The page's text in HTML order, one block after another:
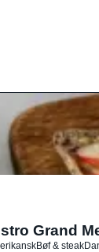
Grand
Bøf & steak